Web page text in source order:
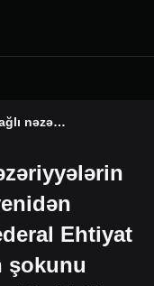
AI-nin sonu ilə bağlı nəzəriyyələrin arxasındakı qurumlar yenidən hərəkətə keçdi: ABŞ Federal Ehtiyat Sistemi neft qiymətinin şokunu "görməməzlikdən gələcək", bir il ərzində tam faiz endiriminə gedəcək
Ehtiyat
şokunu